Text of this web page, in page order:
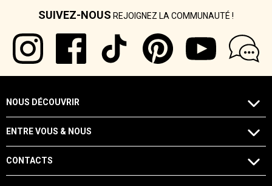
SUIVEZ-NOUS REJOIGNEZ LA COMMUNAUTÉ !
NOUS DÉCOUVRIR
ENTRE VOUS & NOUS
CONTACTS